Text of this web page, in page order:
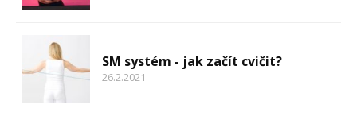
SM systém - jak začít cvičit?
26.2.2021